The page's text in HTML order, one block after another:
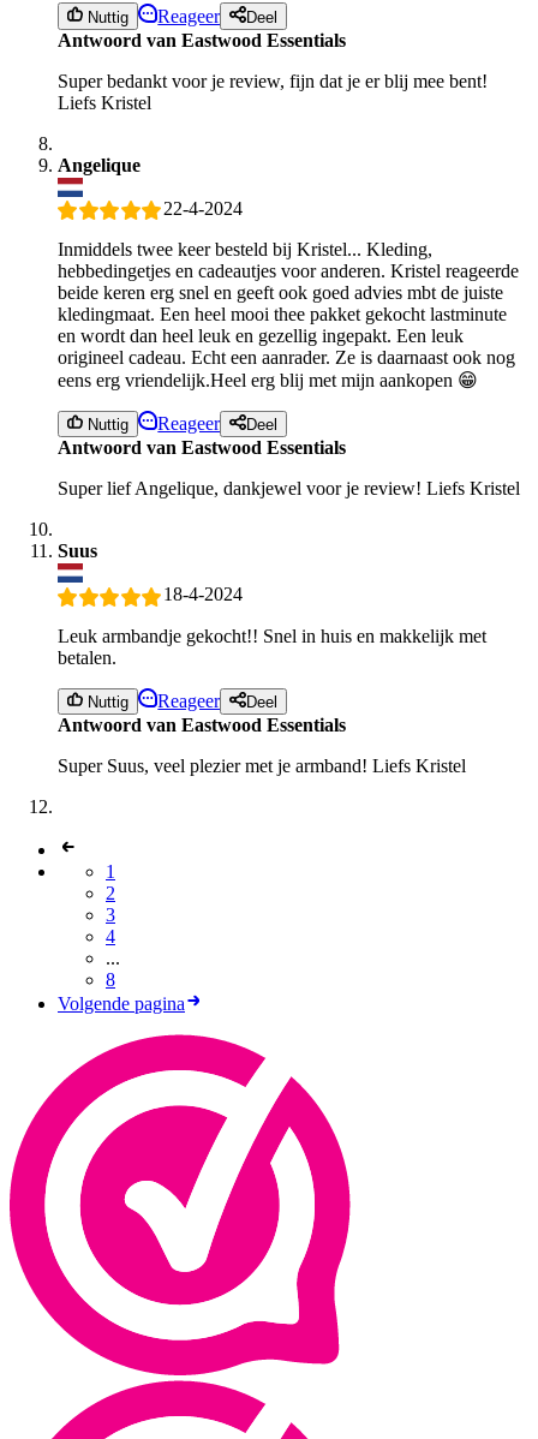
Nuttig Reageer Deel
Antwoord van Eastwood Essentials
Super bedankt voor je review, fijn dat je er blij mee bent!
Liefs Kristel
Angelique
22-4-2024
Inmiddels twee keer besteld bij Kristel... Kleding,
hebbedingetjes en cadeautjes voor anderen. Kristel reageerde
beide keren erg snel en geeft ook goed advies mbt de juiste
kledingmaat. Een heel mooi thee pakket gekocht lastminute
en wordt dan heel leuk en gezellig ingepakt. Een leuk
origineel cadeau. Echt een aanrader. Ze is daarnaast ook nog
eens erg vriendelijk.Heel erg blij met mijn aankopen 😁
Nuttig Reageer Deel
Antwoord van Eastwood Essentials
Super lief Angelique, dankjewel voor je review! Liefs Kristel
Suus
18-4-2024
Leuk armbandje gekocht!! Snel in huis en makkelijk met
betalen.
Nuttig Reageer Deel
Antwoord van Eastwood Essentials
Super Suus, veel plezier met je armband! Liefs Kristel
1
2
3
4
...
8
Volgende pagina